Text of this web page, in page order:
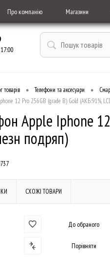
Про компанію Магазини
товарів • Телефони та аксесуари •
12 Pro 256GB (grade B) Gold (АКБ:91%,
Apple Iphone
подряп)
СХОЖІ ТОВАРИ
До обраного
Порівняти